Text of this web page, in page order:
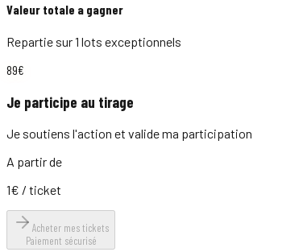
Valeur totale a gagner
Repartie sur1 lots exceptionnels
89€
Je participe au tirage
Je soutiens l'action et valide ma participation
A partir de
1€ / ticket
Acheter mes tickets
Paiement sécurisé